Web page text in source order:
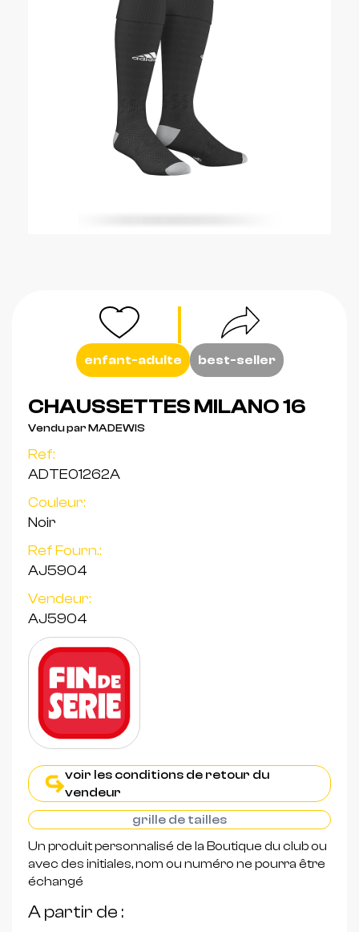
enfant-adulte best-seller
CHAUSSETTES MILANO 16
Vendu par MADEWIS
Ref:
ADTE01262A
Couleur:
Noir
Ref Fourn.:
AJ5904
Vendeur:
AJ5904
voir les conditions de retour du
vendeur
grille de tailles
Un produit personnalisé de la Boutique du club ou
avec des initiales, nom ou numéro ne pourra être
échangé
A partir de